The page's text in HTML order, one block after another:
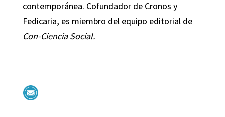
contemporánea. Cofundador de Cronos y
Fedicaria, es miembro del equipo editorial de
Con-Ciencia Social.